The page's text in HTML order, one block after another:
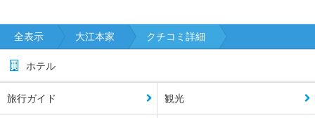
全表示 大江本家 クチコミ詳細
ホテル
旅行ガイド 観光